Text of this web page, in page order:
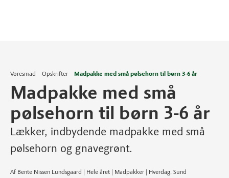
Voresmad Opskrifter Madpakke med små pølsehorn til børn 3-6 år
Madpakke med små
pølsehorn til børn 3-6 år
Lækker, indbydende madpakke med små
pølsehorn og gnavegrønt.
Af Bente Nissen Lundsgaard | Hele året | Madpakker | Hverdag, Sund